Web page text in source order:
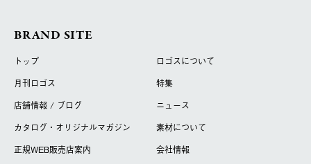
BRAND SITE
トップ
ロゴスについて
月刊ロゴス
特集
店舗情報 / ブログ
ニュース
カタログ・オリジナルマガジン
素材について
正規WEB販売店案内
会社情報